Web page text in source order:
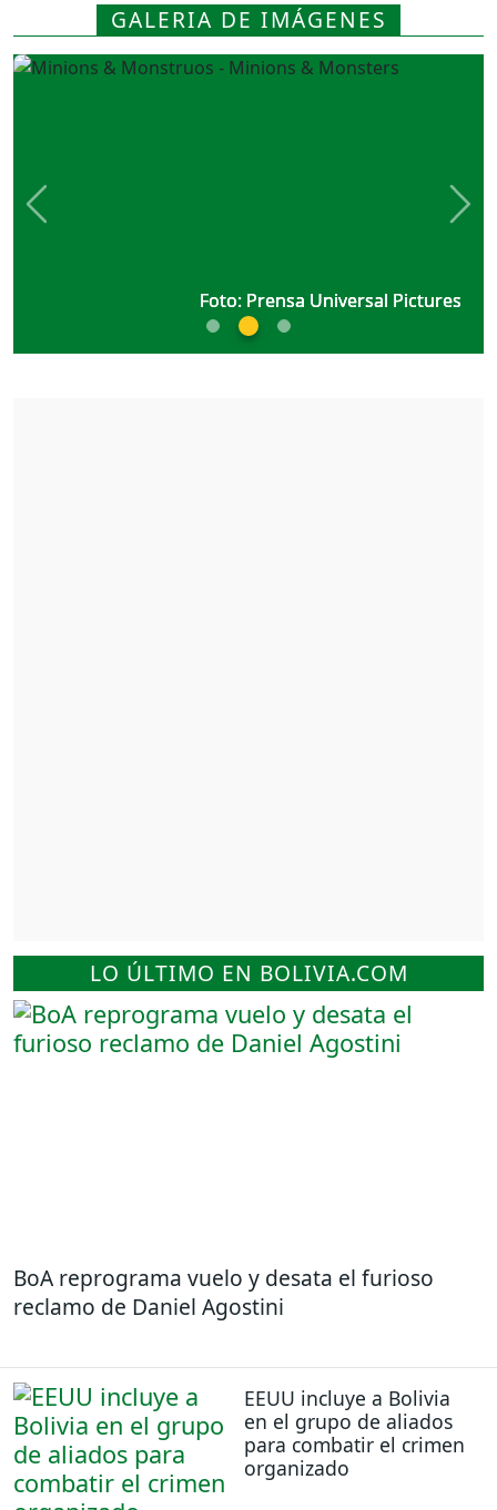
GALERIA DE IMÁGENES
Foto: Prensa Universal Pictures
Foto: Prensa Universal Pictures
Foto: Prensa Universal Pictures
Previous Next
LO ÚLTIMO EN BOLIVIA.COM
BoA reprograma vuelo y desata el furioso
reclamo de Daniel Agostini
EEUU incluye a Bolivia
en el grupo de aliados
para combatir el crimen
organizado